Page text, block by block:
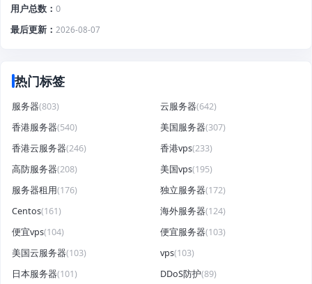
用户总数
0
最后更新
2026-08-07
热门标签
服务器(803) 云服务器(642)
香港服务器(540) 美国服务器(307)
香港云服务器(246) 香港vps(233)
高防服务器(208) 美国vps(195)
服务器租用(176) 独立服务器(172)
Centos(161) 海外服务器(124)
便宜vps(104) 便宜服务器(103)
美国云服务器(103) vps(103)
日本服务器(101) DDoS防护(89)